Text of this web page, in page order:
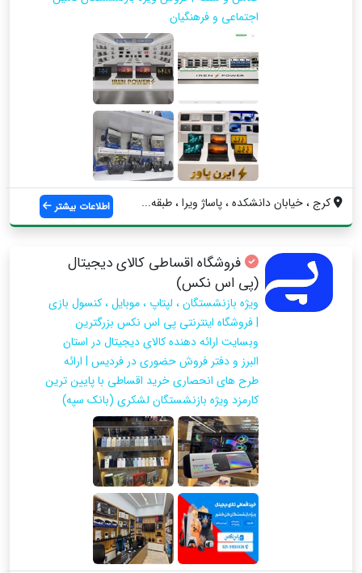
اجتماعی و فرهنگیان
کرج ، خیابان دانشکده ، پاساژ ویرا ، طبقه... اطلاعات بیشتر
فروشگاه اقساطی کالای دیجیتال
(پی اس نکس)
ویژه بازنشستگان ، لپتاپ ، موبایل ، کنسول بازی
| فروشگاه اینترنتی پی اس نکس بزرگترین
وبسایت ارائه دهنده کالای دیجیتال در استان
البرز و دفتر فروش حضوری در فردیس | ارائه
طرح های انحصاری خرید اقساطی با پایین ترین
کارمزد ویژه بازنشستگان لشکری (بانک سپه)